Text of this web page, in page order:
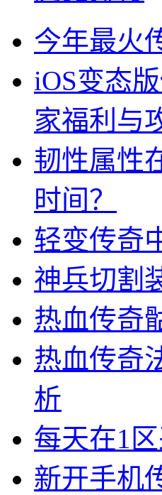
今年最火
iOS变态
家福利与
韧性属性
时间？
轻变传奇
神兵切割
热血传奇
热血传奇
析
每天在1
新开手机